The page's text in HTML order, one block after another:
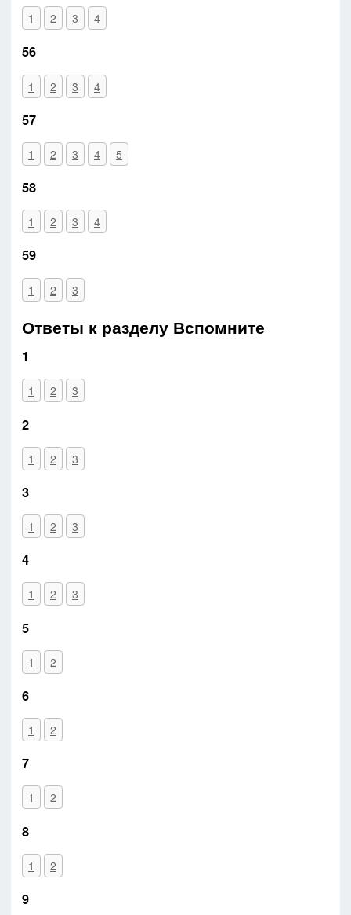
1 2 3 4
56
1 2 3 4
57
1 2 3 4 5
58
1 2 3 4
59
1 2 3
Ответы к разделу Вспомните
1
1 2 3
2
1 2 3
3
1 2 3
4
1 2 3
5
1 2
6
1 2
7
1 2
8
1 2
9